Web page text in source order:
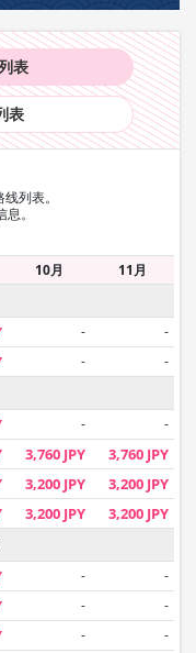
表
表
列表。
。
10月
11月
-
-
-
-
-
-
3,760 JPY 3,760 JPY
3,200 JPY 3,200 JPY
3,200 JPY 3,200 JPY
-
-
-
-
-
-